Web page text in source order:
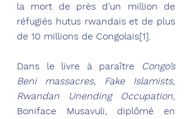
la mort de près d’un million de
réfugiés hutus rwandais et de plus
de 10 millions de Congolais[1].
Dans le livre à paraître
Congo’s
Beni massacres, Fake Islamists,
Rwandan Unending Occupation,
Boniface Musavuli, diplômé en